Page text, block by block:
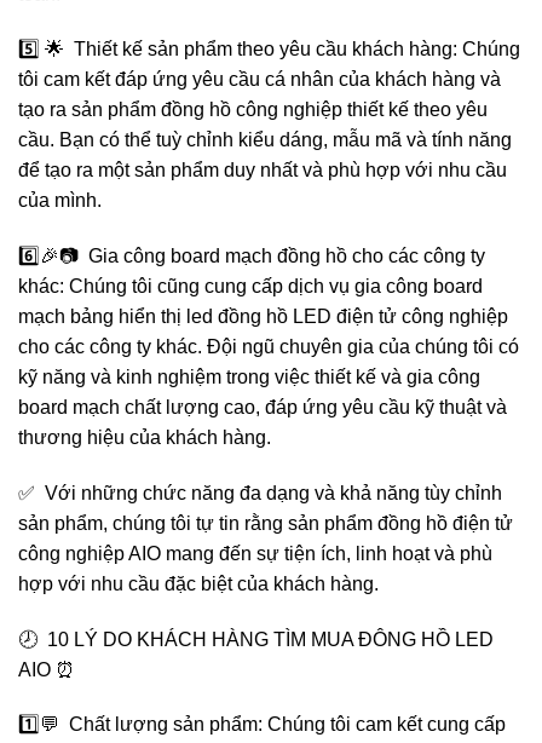
5️⃣ 🌟 Thiết kế sản phẩm theo yêu cầu khách hàng: Chúng
tôi cam kết đáp ứng yêu cầu cá nhân của khách hàng và
tạo ra sản phẩm đồng hồ công nghiệp thiết kế theo yêu
cầu. Bạn có thể tuỳ chỉnh kiểu dáng, mẫu mã và tính năng
để tạo ra một sản phẩm duy nhất và phù hợp với nhu cầu
của mình.
6️⃣🎉📷 Gia công board mạch đồng hồ cho các công ty
khác: Chúng tôi cũng cung cấp dịch vụ gia công board
mạch bảng hiển thị led đồng hồ LED điện tử công nghiệp
cho các công ty khác. Đội ngũ chuyên gia của chúng tôi có
kỹ năng và kinh nghiệm trong việc thiết kế và gia công
board mạch chất lượng cao, đáp ứng yêu cầu kỹ thuật và
thương hiệu của khách hàng.
✅ Với những chức năng đa dạng và khả năng tùy chỉnh
sản phẩm, chúng tôi tự tin rằng sản phẩm đồng hồ điện tử
công nghiệp AIO mang đến sự tiện ích, linh hoạt và phù
hợp với nhu cầu đặc biệt của khách hàng.
🕗 10 LÝ DO KHÁCH HÀNG TÌM MUA ĐÔNG HỒ LED
AIO ⏰
1️⃣💬 Chất lượng sản phẩm: Chúng tôi cam kết cung cấp